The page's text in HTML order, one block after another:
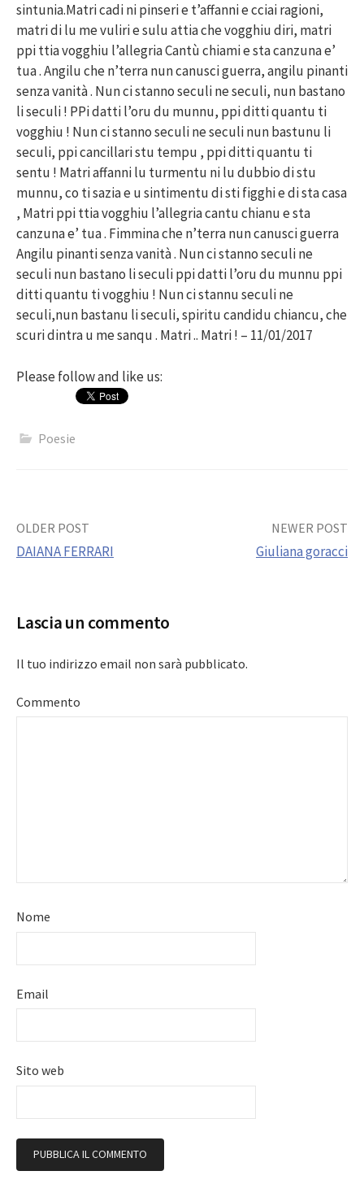
sintunia.Matri cadi ni pinseri e t’affanni e cciai ragioni,
matri di lu me vuliri e sulu attia che vogghiu diri, matri
ppi ttia vogghiu l’allegria Cantù chiami e sta canzuna e’
tua . Angilu che n’terra nun canusci guerra, angilu pinanti
senza vanità . Nun ci stanno seculi ne seculi, nun bastano
li seculi ! PPi datti l’oru du munnu, ppi ditti quantu ti
vogghiu ! Nun ci stanno seculi ne seculi nun bastunu li
seculi, ppi cancillari stu tempu , ppi ditti quantu ti
sentu ! Matri affanni lu turmentu ni lu dubbio di stu
munnu, co ti sazia e u sintimentu di sti figghi e di sta casa
, Matri ppi ttia vogghiu l’allegria cantu chianu e sta
canzuna e’ tua . Fimmina che n’terra nun canusci guerra
Angilu pinanti senza vanità . Nun ci stanno seculi ne
seculi nun bastano li seculi ppi datti l’oru du munnu ppi
ditti quantu ti vogghiu ! Nun ci stannu seculi ne
seculi,nun bastanu li seculi, spiritu candidu chiancu, che
scuri dintra u me sanqu . Matri .. Matri ! – 11/01/2017
Please follow and like us:
Poesie
Post
OLDER POST
DAIANA FERRARI
NEWER POST
Giuliana goracci
Lascia un commento
Il tuo indirizzo email non sarà pubblicato.
Commento
Nome
Email
Sito web